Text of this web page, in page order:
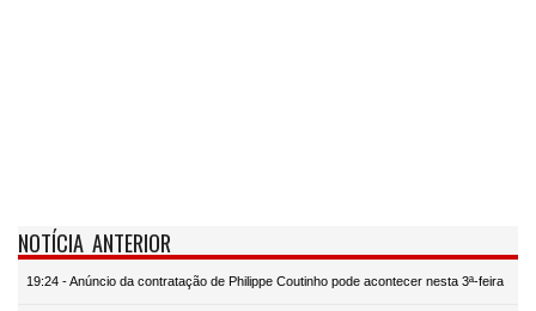
NOTÍCIA ANTERIOR
19:24 - Anúncio da contratação de Philippe Coutinho pode acontecer nesta 3ª-feira